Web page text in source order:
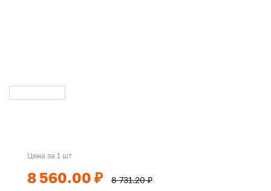
Цена за 1 шт
8 560.00 ₽ 8 731.20 ₽